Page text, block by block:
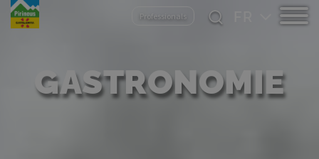
Aller
Professionals
GASTRONOMIE